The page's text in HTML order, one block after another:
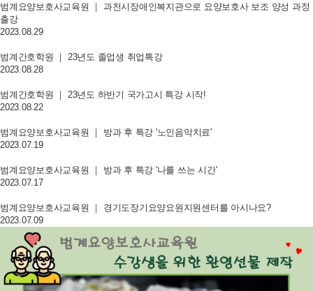
범계요양보호사교육원 ｜ 과천시장애인복지관으로 요양보호사 보조 양성 과정
출강
2023.08.29
범계간호학원 ｜ 23년도 졸업생 취업특강
2023.08.28
범계간호학원 ｜ 23년도 하반기 국가고시 특강 시작!
2023.08.22
범계요양보호사교육원 ｜ 방과 후 특강 '노인음악치료'
2023.07.19
범계요양보호사교육원 ｜ 방과 후 특강 '나를 쓰는 시간'
2023.07.17
범계요양보호사교육원 ｜ 경기도장기요양요원지원센터를 아시나요?
2023.07.09